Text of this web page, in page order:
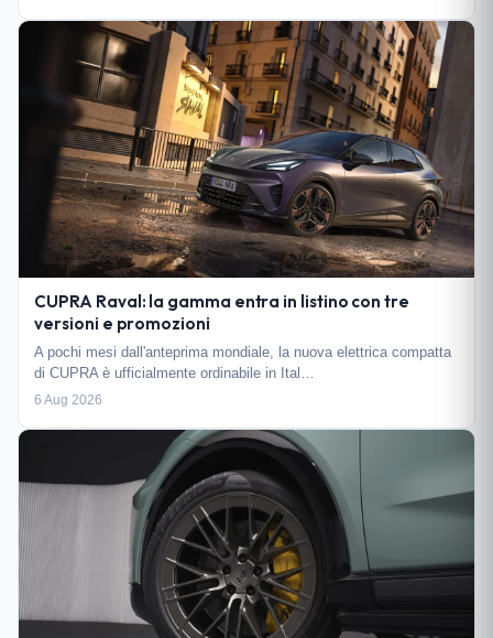
CUPRA Raval: la gamma entra in listino con tre
versioni e promozioni
A pochi mesi dall'anteprima mondiale, la nuova elettrica compatta
di CUPRA è ufficialmente ordinabile in Ital…
6 Aug 2026